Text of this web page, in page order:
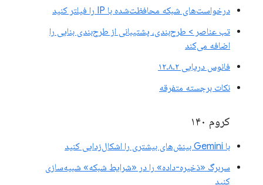
درخواست‌های شبکه محافظت‌شده با IP را فیلتر کنید
تب عناصر > طرح‌بندی، پشتیبانی از طرح‌بندی بنایی را
اضافه می‌کند
فانوس دریایی ۱۲.۸.۲
نکات برجسته متفرقه
کروم ۱۴۰
با Gemini بینش‌های بیشتری را اشکال‌زدایی کنید
سربرگ «ذخیره-داده» را در «شرایط شبکه» شبیه‌سازی
کنید